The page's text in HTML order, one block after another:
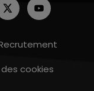
cookies